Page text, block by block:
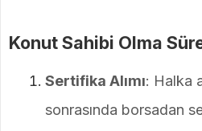
Konut Sahibi Olma
Sertifika Alımı: Halka
sonrasında borsadan